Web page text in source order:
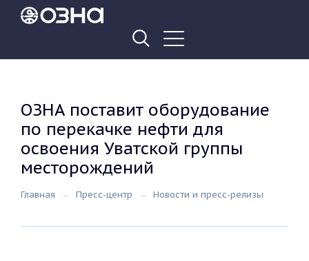
ОЗНА поставит оборудование
по перекачке нефти для
освоения Уватской группы
месторождений
Главная Пресс-центр Новости и пресс-релизы